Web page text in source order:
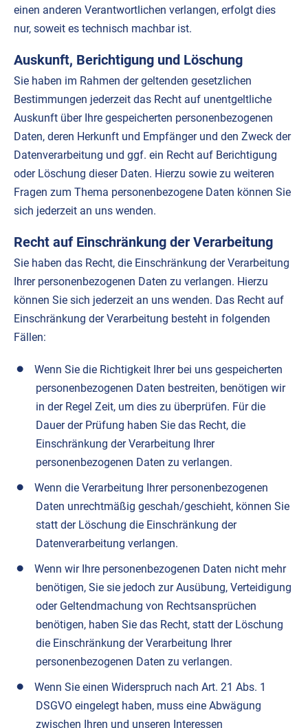
einen anderen Verantwortlichen verlangen, erfolgt dies
nur, soweit es technisch machbar ist.
Auskunft, Berichtigung und Löschung
Sie haben im Rahmen der geltenden gesetzlichen
Bestimmungen jederzeit das Recht auf unentgeltliche
Auskunft über Ihre gespeicherten personenbezogenen
Daten, deren Herkunft und Empfänger und den Zweck der
Datenverarbeitung und ggf. ein Recht auf Berichtigung
oder Löschung dieser Daten. Hierzu sowie zu weiteren
Fragen zum Thema personenbezogene Daten können Sie
sich jederzeit an uns wenden.
Recht auf Einschränkung der Verarbeitung
Sie haben das Recht, die Einschränkung der Verarbeitung
Ihrer personenbezogenen Daten zu verlangen. Hierzu
können Sie sich jederzeit an uns wenden. Das Recht auf
Einschränkung der Verarbeitung besteht in folgenden
Fällen:
Wenn Sie die Richtigkeit Ihrer bei uns gespeicherten
personenbezogenen Daten bestreiten, benötigen wir
in der Regel Zeit, um dies zu überprüfen. Für die
Dauer der Prüfung haben Sie das Recht, die
Einschränkung der Verarbeitung Ihrer
personenbezogenen Daten zu verlangen.
Wenn die Verarbeitung Ihrer personenbezogenen
Daten unrechtmäßig geschah/geschieht, können Sie
statt der Löschung die Einschränkung der
Datenverarbeitung verlangen.
Wenn wir Ihre personenbezogenen Daten nicht mehr
benötigen, Sie sie jedoch zur Ausübung, Verteidigung
oder Geltendmachung von Rechtsansprüchen
benötigen, haben Sie das Recht, statt der Löschung
die Einschränkung der Verarbeitung Ihrer
personenbezogenen Daten zu verlangen.
Wenn Sie einen Widerspruch nach Art. 21 Abs. 1
DSGVO eingelegt haben, muss eine Abwägung
zwischen Ihren und unseren Interessen